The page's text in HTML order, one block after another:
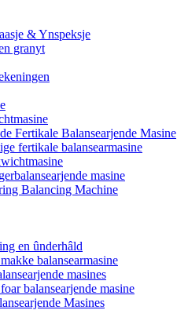
& Ynspeksje
granyt
Fertikale Balansearjende Masine
fertikale balansearmasine
masine
Balancing Machine
en ûnderhâld
balansearmasine
masines
balansearjende masine
Masines